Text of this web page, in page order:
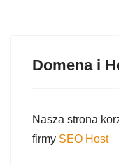
Domena i
Nasza strona
firmy SEO Host